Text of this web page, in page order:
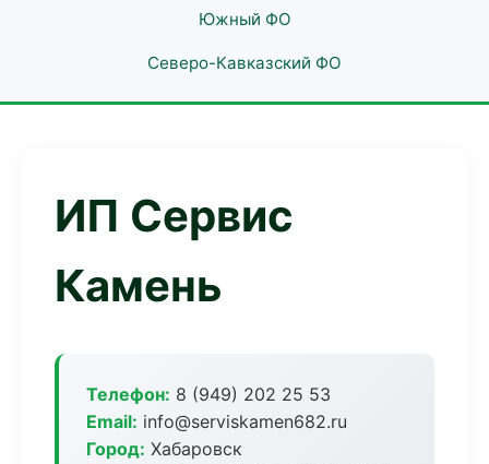
Южный ФО
Северо-Кавказский ФО
ИП Сервис
Камень
Телефон: 8 (949) 202 25 53
Email: info@serviskamen682.ru
Город: Хабаровск